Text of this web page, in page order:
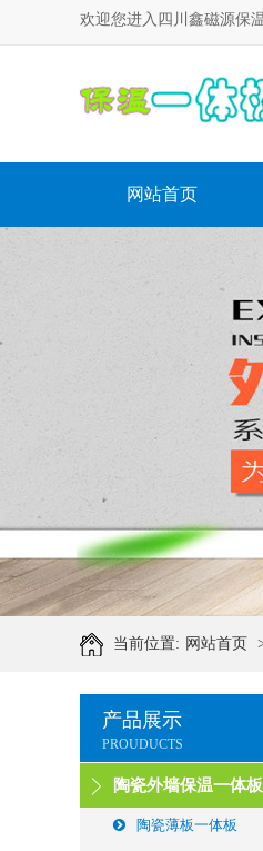
欢迎您进入四川鑫磁源保
网站首页
当前位置: 网站首页
产品展示
PROUDUCTS
陶瓷外墙保温一体板
陶瓷薄板一体板